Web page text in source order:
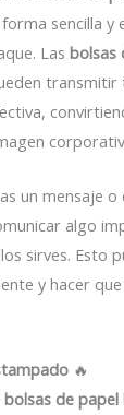
sencilla y
Lasbolsas
transmitir
un mensaje
algo
sirves. Esto
y hacer
🔥
bolsas de